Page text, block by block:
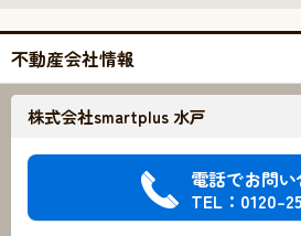
不動産会社情報
株式会社smartplus 水戸
電話でお問
TEL：0120-